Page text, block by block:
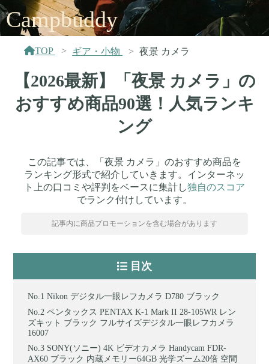
Campbuddy
TOP ギア・小物 夜景 カメラ
【2026最新】「夜景 カメラ」の
おすすめ商品90選！人気ランキ
ング
この記事では、「夜景 カメラ」のおすすめ商品を
ランキング形式で紹介していきます。インターネッ
ト上の口コミや評判をベースに集計し独自のスコア
でランク付けしています。
記事内に商品プロモーションを含む場合があります
目次
Nikon デジタル一眼レフカメラ D780 ブラック
ペンタックス PENTAX K-1 Mark II 28-105WR レン
ズキット ブラック フルサイズデジタル一眼レフカメラ
16007
SONY(ソニー) 4K ビデオカメラ Handycam FDR-
AX60 ブラック 内蔵メモリー64GB 光学ズーム20倍 空間